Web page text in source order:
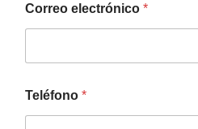
Correo electrónico *
Teléfono *